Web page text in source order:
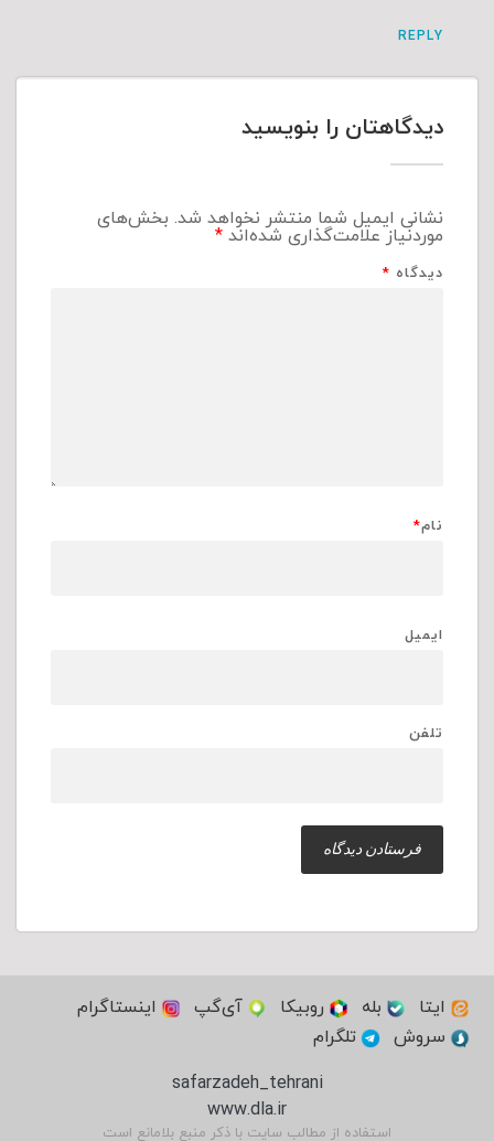
REPLY
دیدگاهتان را بنویسید
نشانی ایمیل شما منتشر نخواهد شد. بخش‌های
موردنیاز علامت‌گذاری شده‌اند*
دیدگاه *
نام*
ایمیل
تلفن
ایتا بله روبیکا آی‌گپ
اینستاگرام
سروش
تلگرام
safarzadeh_tehrani
www.dla.ir
استفاده از مطالب سایت با ذکر منبع بلامانع است